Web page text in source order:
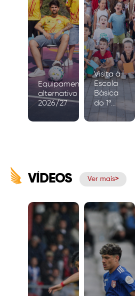
Equipamento
alternativo
2026/27
Visita à
Escola
Básica
do 1º
Ciclo de
Igreja
VÍDEOS Ver mais